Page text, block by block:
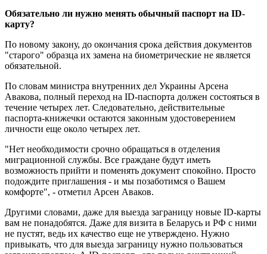
Обязательно ли нужно менять обычный паспорт на ID-
карту?
По новому закону, до окончания срока действия документов
"старого" образца их замена на биометрические не является
обязательной.
По словам министра внутренних дел Украины Арсена
Авакова, полный переход на ID-паспорта должен состояться в
течение четырех лет. Следовательно, действительные
паспорта-книжечки остаются законным удостоверением
личности еще около четырех лет.
"Нет необходимости срочно обращаться в отделения
миграционной службы. Все граждане будут иметь
возможность прийти и поменять документ спокойно. Просто
подождите приглашения - и мы позаботимся о Вашем
комфорте", - отметил Арсен Аваков.
Другими словами, даже для выезда заграницу новые ID-карты
вам не понадобятся. Даже для визита в Беларусь и РФ с ними
не пустят, ведь их качество еще не утверждено. Нужно
привыкать, что для выезда заграницу нужно пользоваться